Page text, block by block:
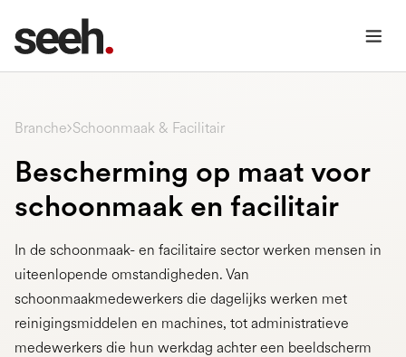
Branche Schoonmaak & Facilitair
Bescherming op maat voor
schoonmaak en facilitair
In de schoonmaak- en facilitaire sector werken mensen in
uiteenlopende omstandigheden. Van
schoonmaakmedewerkers die dagelijks werken met
reinigingsmiddelen en machines, tot administratieve
medewerkers die hun werkdag achter een beeldscherm